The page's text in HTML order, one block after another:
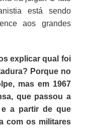
está sendo
aos grandes
explicar qual foi
Porque no
mas em 1967
que passou a
a partir de que
com os militares